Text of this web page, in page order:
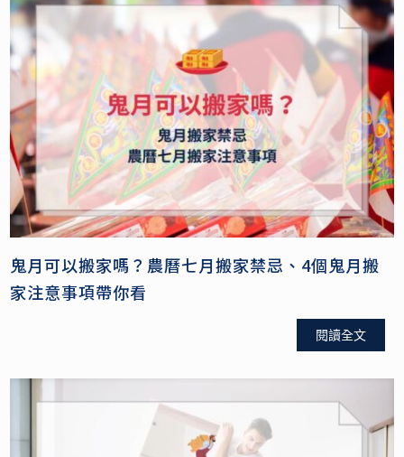
鬼月可以搬家嗎？農曆七月搬家禁忌、4個鬼月搬
家注意事項帶你看
閱讀全文